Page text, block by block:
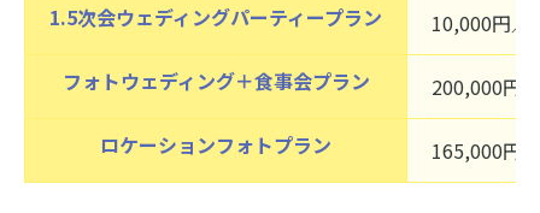
1.5次会ウェディングパーティープラン
10,000円／
フォトウェディング＋食事会プラン
200,000円
ロケーションフォトプラン
165,000円